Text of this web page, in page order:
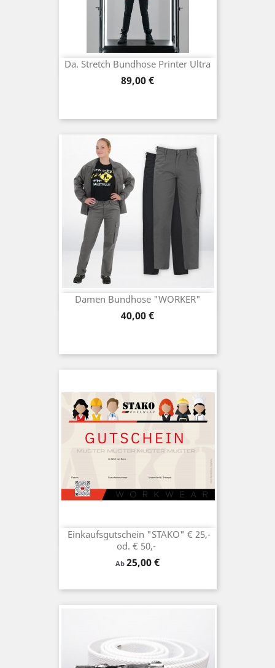
Da. Stretch Bundhose Printer Ultra
Preis
89,00 €
Damen Bundhose "WORKER"
Preis
40,00 €
Einkaufsgutschein "STAKO" € 25,-
od. € 50,-
Ab Preis
25,00 €